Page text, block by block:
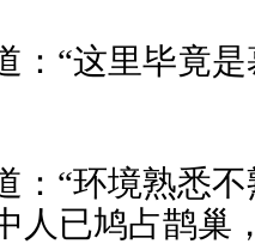
：“这里毕竟
：“环境熟悉
人已鸠占鹊巢